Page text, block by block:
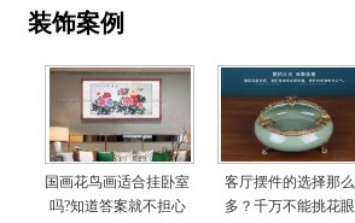
装饰案例
国画花鸟画适合挂卧室
吗?知道答案就不担心
客厅摆件的选择那么
多？千万不能挑花眼